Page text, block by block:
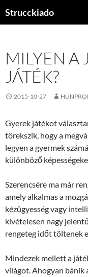
Strucckiado
MILYEN A
JÁTÉK?
2015-10-27
Gyerek játékot
törekszik, hogy a
legyen a gyermek
különböző
Szerencsére ma már
amely alkalmas a
kézügyesség vagy
kivételesen nagy
rengeteg időt töltenek
Mindezek mellett a
világot. Ahogyan